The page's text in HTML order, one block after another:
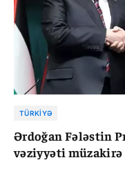
TÜRKIYƏ
Ərdoğan Fələstin
vəziyyəti müzakirə